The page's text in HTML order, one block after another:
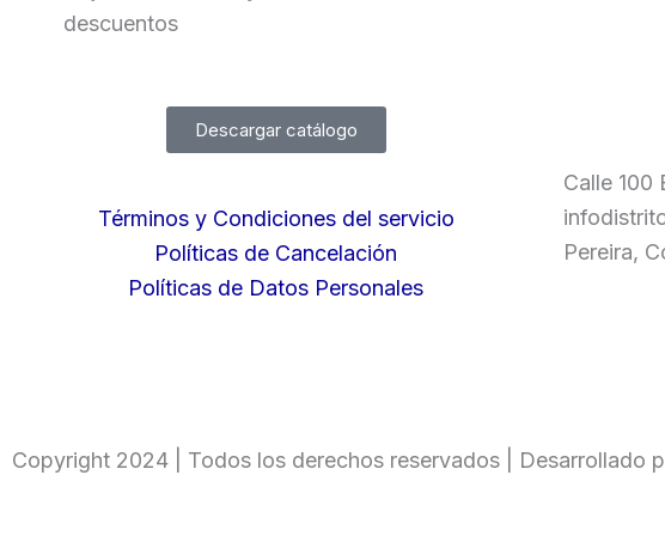
descuentos
Descargar catálogo
Términos y Condiciones del servicio
Políticas de Cancelación
Políticas de Datos Personales
Calle 100
Pereira,
Copyright 2024 | Todos los derechos reservados | Desarrollado